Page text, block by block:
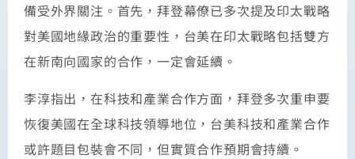
備受外界關注。首先，拜登幕僚已多次提及印太戰略
對美國地緣政治的重要性，台美在印太戰略包括雙方
在新南向國家的合作，一定會延續。
李淳指出，在科技和產業合作方面，拜登多次重申要
恢復美國在全球科技領導地位，台美科技和產業合作
或許題目包裝會不同，但實質合作預期會持續。